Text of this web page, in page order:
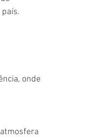
onde